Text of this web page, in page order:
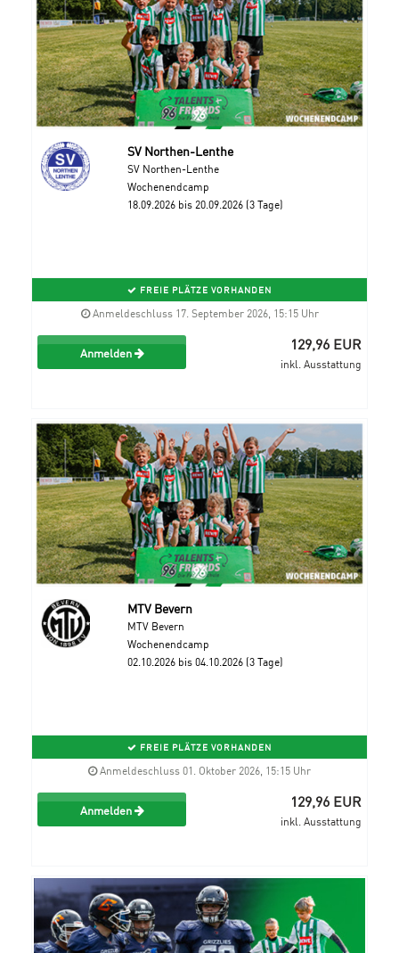
SV Northen-Lenthe
SV Northen-Lenthe
Wochenendcamp
18.09.2026 bis 20.09.2026 (3 Tage)
FREIE PLÄTZE VORHANDEN
Anmeldeschluss 17. September 2026, 15:15 Uhr
Anmelden 129,96 EUR
inkl. Ausstattung
MTV Bevern
MTV Bevern
Wochenendcamp
02.10.2026 bis 04.10.2026 (3 Tage)
FREIE PLÄTZE VORHANDEN
Anmeldeschluss 01. Oktober 2026, 15:15 Uhr
Anmelden 129,96 EUR
inkl. Ausstattung